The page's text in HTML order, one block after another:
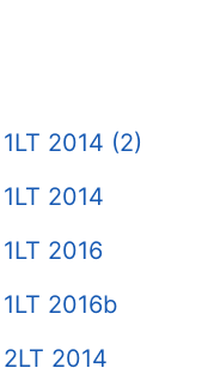
2014 (2)
2014
2016
2016b
2014